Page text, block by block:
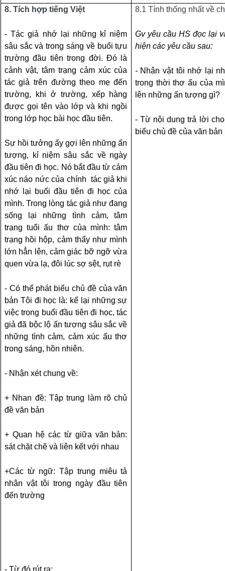
8. Tích hợp tiếng Việt
- Tác giả nhớ lại những kỉ niệm
sâu sắc và trong sáng về buổi tựu
trường đầu tiên trong đời. Đó là
cảnh vật, tâm trạng cảm xúc của
tác giả trên đường theo mẹ đến
trường, khi ở trường, xếp hàng
được gọi tên vào lớp và khi ngồi
trong lớp học bài học đầu tiên.
Sự hồi tưởng ấy gợi lên những ấn
tượng, kỉ niệm sâu sắc về ngày
đầu tiên đi học. Nó bắt đầu từ cảm
xúc náo nức của chính tác giả khi
nhớ lại buổi đầu tiên đi học của
mình. Trong lòng tác giả như đang
sống lại những tình cảm, tâm
trạng tuổi ấu thơ của mình: tâm
trạng hồi hộp, cảm thấy như mình
lớn hẳn lên, cảm giác bỡ ngỡ vừa
quen vừa lạ, đôi lúc sợ sệt, rụt rè
- Có thể phát biểu chủ đề của văn
bản Tôi đi học là: kể lại những sự
việc trong buổi đầu tiên đi học, tác
giả đã bộc lộ ấn tượng sâu sắc về
những tình cảm, cảm xúc ấu thơ
trong sáng, hồn nhiên.
- Nhận xét chung về:
+ Nhan đề: Tập trung làm rõ chủ
đề văn bản
+ Quan hệ các từ giữa văn bản:
sát chặt chẽ và liên kết với nhau
+Các từ ngữ: Tập trung miêu tả
nhân vật tôi trong ngày đầu tiên
đến trường
- Từ đó rút ra:
8.1 Tính thống nhất về
Gv yêu cầu HS đọc lại
hiện các yêu cầu sau:
-Nhân vật tôi nhớ lại
trong thời thơ ấu của
lên những ấn tượng gì?
- Từ nội dung trả lời
biểu chủ đề của văn bản